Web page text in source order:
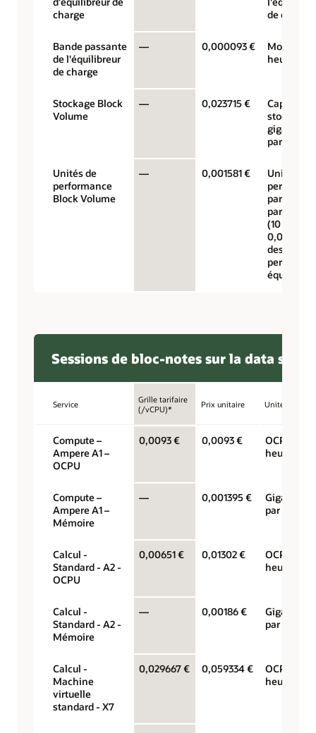
charge
de charge
Bande passante
de l'équilibreur
de charge
— 0,000093 €
Mo/s par
heure
Stockage Block
Volume
— 0,023715 €
Capacité
stockage
gigaoctets
par mois
Unités de
performance
Block Volume
— 0,001581 €
Unités de
par
par mois
(10 VPU à
0,017 $
des
Sessions de bloc-notes sur la data
Service
Grille tarifaire
(/vCPU)*
Prix unitaire Unité
Compute –
Ampere A1 –
OCPU
0,0093 € 0,0093 €
OCPU par
heure
Compute –
Ampere A1 –
Mémoire
— 0,001395 €
Gigaoctets
par heure
Calcul -
Standard - A2 -
OCPU
0,00651 € 0,01302 €
OCPU par
heure
Calcul -
Standard - A2 -
Mémoire
— 0,00186 €
Gigaoctets
par heure
Calcul -
Machine
virtuelle
standard - X7
0,029667 € 0,059334 €
OCPU par
heure